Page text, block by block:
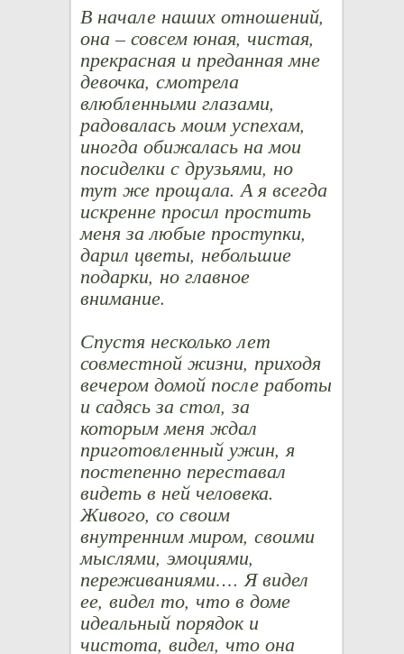
В начале наших отношений,
она – совсем юная, чистая,
прекрасная и преданная мне
девочка, смотрела
влюбленными глазами,
радовалась моим успехам,
иногда обижалась на мои
посиделки с друзьями, но
тут же прощала. А я всегда
искренне просил простить
меня за любые проступки,
дарил цветы, небольшие
подарки, но главное
внимание.
Спустя несколько лет
совместной жизни, приходя
вечером домой после работы
и садясь за стол, за
которым меня ждал
приготовленный ужин, я
постепенно переставал
видеть в ней человека.
Живого, со своим
внутренним миром, своими
мыслями, эмоциями,
переживаниями…. Я видел
ее, видел то, что в доме
идеальный порядок и
чистота, видел, что она